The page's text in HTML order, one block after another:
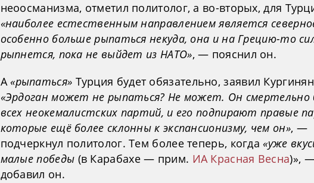
неоосманизма, отметил политолог, а во-вторых, для
«наиболее естественным направлением является
особенно больше рыпаться некуда, она и на Грецию-то
рыпнется, пока не выйдет из НАТО», — пояснил он.
А«рыпаться» Турция будет обязательно, заявил
«Эрдоган может не рыпаться? Не может. Он смертельно
всех неокемалистских партий, и его подпирают правые
которые ещё более склонны к экспансионизму, чем он», —
подчеркнул политолог. Тем более теперь, когда«уже
малые победы (в Карабахе — прим. ИА Красная Весна)»,
добавил он.